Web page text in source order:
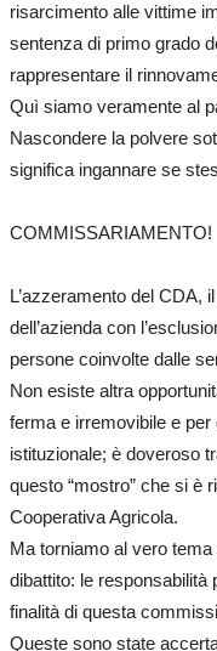
risarcimento alle vittime
sentenza di primo grado
rappresentare il
Quì siamo veramente al
Nascondere la polvere
significa ingannare se
COMMISSARIAMENTO!
L’azzeramento del CDA,
dell’azienda con
persone coinvolte dalle
Non esiste altra
ferma e irremovibile e
istituzionale; è doveroso
questo “mostro” che si è
Cooperativa Agricola.
Ma torniamo al vero
dibattito: le responsabilità
finalità di questa
Queste sono state